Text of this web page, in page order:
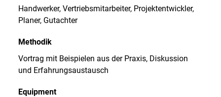
Handwerker, Vertriebsmitarbeiter, Projektentwickler,
Planer, Gutachter
Methodik
Vortrag mit Beispielen aus der Praxis, Diskussion
und Erfahrungsaustausch
Equipment